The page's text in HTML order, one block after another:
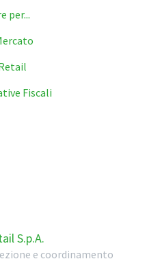
per...
Fiscali
S.p.A.
e coordinamento